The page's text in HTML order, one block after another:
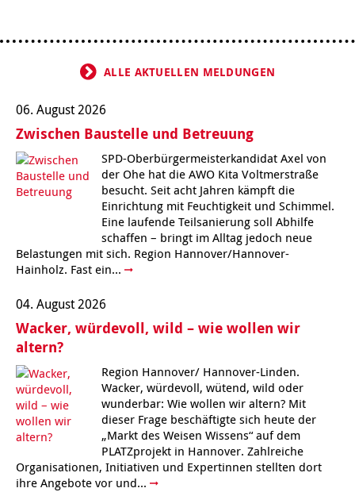
Kindertagesstätte Pfarrlandplatz
Kindertagesstätte Rosenbergstraße
Krippe Schleswiger Straße
Kindertagesstätte Schneiderberg
Kindertagesstätte Sylter Weg
Kindertagesstätte Tresckowstraße
Kindertagesstätte Wiehbergstraße
Kindertagesstätte König-Ludwig-Straße
Kindertagesstätte Langes Feld “Deisterspatzen”
Kindertagesstätte Levester Straße
Offene Sprach-Sprechstunde
Kindertagesstätte Moorlilienweg /
Familienzentrum
Kindertagesstätte Mühenkamp / Familienzentrum
Kindertagesstätte Petermannstraße /
Familienzentrum
Hör- und Sprachheilkindergarten Ratswiese
Kindertagesstätte Schneiderberg
Kindertagesstätte Schweriner Straße /
Familienzentrum
Kindertagesstätte Sylter Weg
ALLE AKTUELLEN MELDUNGEN
06. August 2026
Zwischen Baustelle und Betreuung
SPD-Oberbürgermeisterkandidat Axel von
der Ohe hat die AWO Kita Voltmerstraße
besucht. Seit acht Jahren kämpft die
Einrichtung mit Feuchtigkeit und Schimmel.
Eine laufende Teilsanierung soll Abhilfe
schaffen – bringt im Alltag jedoch neue
Belastungen mit sich. Region Hannover/Hannover-
Hainholz. Fast ein...
04. August 2026
Wacker, würdevoll, wild – wie wollen wir
altern?
Region Hannover/ Hannover-Linden.
Wacker, würdevoll, wütend, wild oder
wunderbar: Wie wollen wir altern? Mit
dieser Frage beschäftigte sich heute der
„Markt des Weisen Wissens“ auf dem
PLATZprojekt in Hannover. Zahlreiche
Organisationen, Initiativen und Expertinnen stellten dort
ihre Angebote vor und...